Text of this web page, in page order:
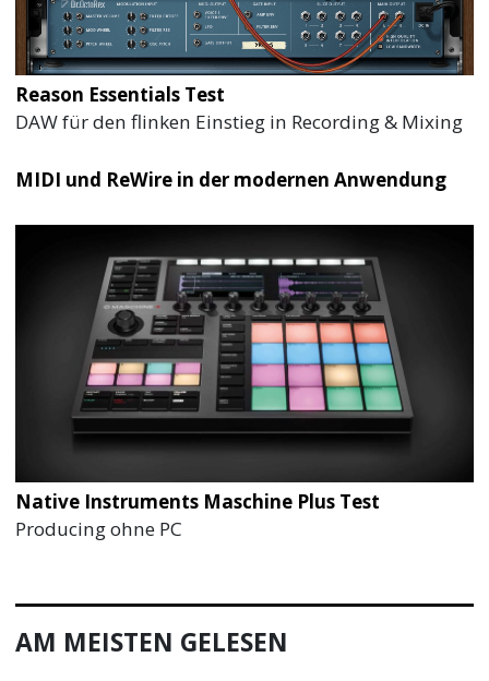
Reason Essentials Test
DAW für den flinken Einstieg in Recording & Mixing
MIDI und ReWire in der modernen Anwendung
Native Instruments Maschine Plus Test
Producing ohne PC
AM MEISTEN GELESEN